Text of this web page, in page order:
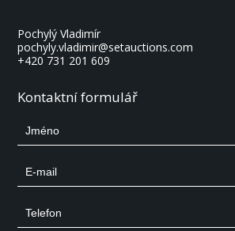
Pochylý Vladimír
pochyly.vladimir@setauctions.com
+420 731 201 609
Kontaktní formulář